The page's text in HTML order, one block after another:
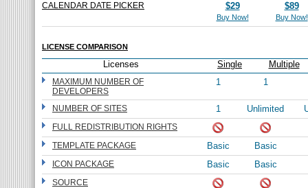
CALENDAR DATE PICKER $29
Buy Now!
$89
Buy Now!
LICENSE COMPARISON
Licenses Single Multiple
MAXIMUM NUMBER OF
DEVELOPERS
1 1
NUMBER OF SITES 1 Unlimited
FULL REDISTRIBUTION RIGHTS
TEMPLATE PACKAGE
Basic Basic
ICON PACKAGE Basic Basic
SOURCE